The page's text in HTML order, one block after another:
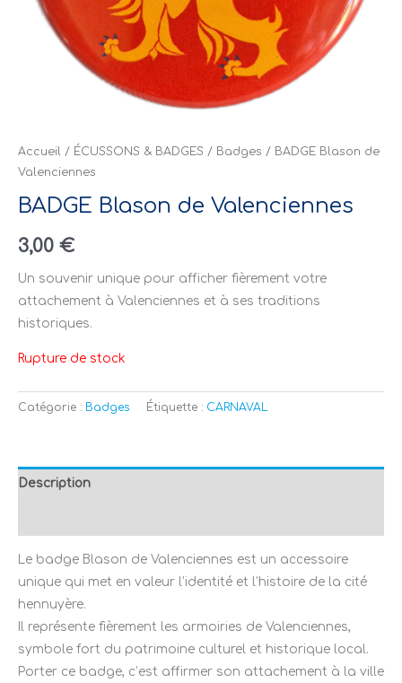
Accueil / ÉCUSSONS & BADGES / Badges / BADGE Blason de
Valenciennes
BADGE Blason de Valenciennes
3,00 €
Un souvenir unique pour afficher fièrement votre
attachement à Valenciennes et à ses traditions
historiques.
Rupture de stock
Catégorie : Badges Étiquette : CARNAVAL
Description
Le badge Blason de Valenciennes est un accessoire
unique qui met en valeur l’identité et l’histoire de la cité
hennuyère.
Il représente fièrement les armoiries de Valenciennes,
symbole fort du patrimoine culturel et historique local.
Porter ce badge, c’est affirmer son attachement à la ville